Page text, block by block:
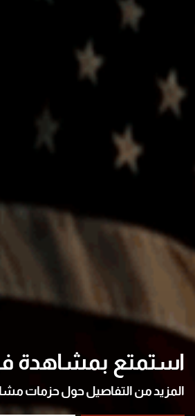
استمتع بمشاهدة
المزيد من التفاصيل حول حزمات